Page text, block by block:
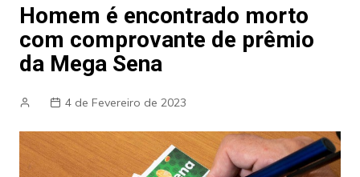
Homem é encontrado morto
com comprovante de prêmio
da Mega Sena
4 de Fevereiro de 2023